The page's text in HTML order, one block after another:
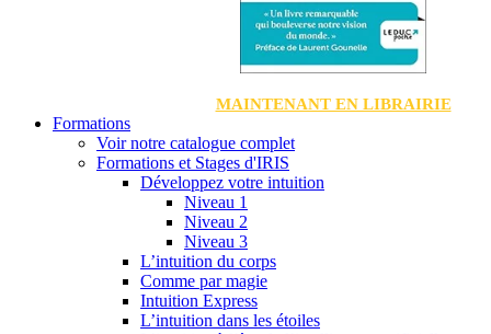
MAINTENANT EN LIBRAIRIE
Formations
Voir notre catalogue complet
Formations et Stages d'IRIS
Développez votre intuition
Niveau 1
Niveau 2
Niveau 3
L’intuition du corps
Comme par magie
Intuition Express
L’intuition dans les étoiles